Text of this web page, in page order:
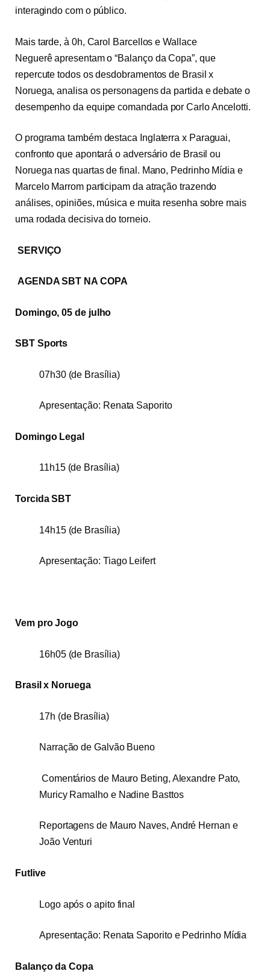
interagindo com o público.
Mais tarde, à 0h, Carol Barcellos e Wallace
Neguerê apresentam o “Balanço da Copa”, que
repercute todos os desdobramentos de Brasil x
Noruega, analisa os personagens da partida e debate o
desempenho da equipe comandada por Carlo Ancelotti.
O programa também destaca Inglaterra x Paraguai,
confronto que apontará o adversário de Brasil ou
Noruega nas quartas de final. Mano, Pedrinho Mídia e
Marcelo Marrom participam da atração trazendo
análises, opiniões, música e muita resenha sobre mais
uma rodada decisiva do torneio.
SERVIÇO
AGENDA SBT NA COPA
Domingo, 05 de julho
SBT Sports
07h30 (de Brasília)
Apresentação: Renata Saporito
Domingo Legal
11h15 (de Brasília)
Torcida SBT
14h15 (de Brasília)
Apresentação: Tiago Leifert
Vem pro Jogo
16h05 (de Brasília)
Brasil x Noruega
17h (de Brasília)
Narração de Galvão Bueno
Comentários de Mauro Beting, Alexandre Pato,
Muricy Ramalho e Nadine Basttos
Reportagens de Mauro Naves, André Hernan e
João Venturi
Futlive
Logo após o apito final
Apresentação: Renata Saporito e Pedrinho Mídia
Balanço da Copa